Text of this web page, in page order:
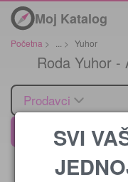
Moj Katalog
Početna > > Yuhor
Roda Yuhor -
Prodavci
SVI